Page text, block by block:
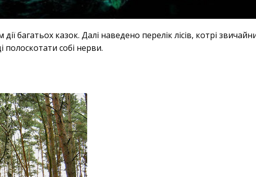
багатьох казок. Далі наведено перелік лісів, котрі
собі нерви.